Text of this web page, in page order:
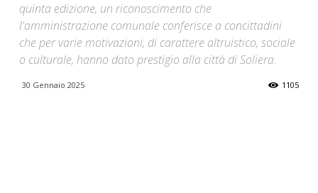
quinta edizione, un riconoscimento che
l'amministrazione comunale conferisce a concittadini
che per varie motivazioni, di carattere altruistico, sociale
o culturale, hanno dato prestigio alla città di Soliera.
30 Gennaio 2025 1105